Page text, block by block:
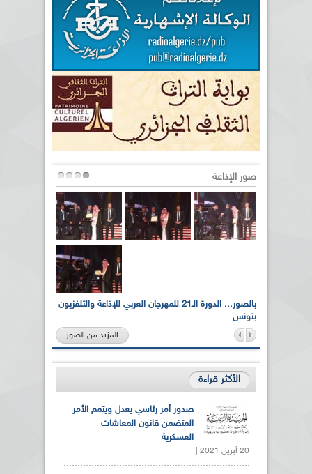
صور الإذاعة
بالصور... الدورة الـ21 للمهرجان العربي للإذاعة والتلفزيون
بتونس
المزيد من الصور
الأكثر قراءة
صدور أمر رئاسي يعدل ويتمم الأمر
المتضمن قانون المعاشات
العسكرية
20 أبريل 2021 |